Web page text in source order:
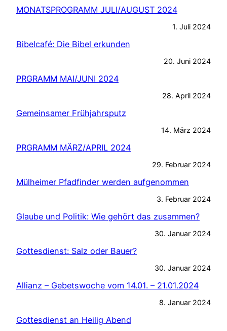
MONATSPROGRAMM JULI/AUGUST 2024
1. Juli 2024
Bibelcafé: Die Bibel erkunden
20. Juni 2024
PRGRAMM MAI/JUNI 2024
28. April 2024
Gemeinsamer Frühjahrsputz
14. März 2024
PRGRAMM MÄRZ/APRIL 2024
29. Februar 2024
Mülheimer Pfadfinder werden aufgenommen
3. Februar 2024
Glaube und Politik: Wie gehört das zusammen?
30. Januar 2024
Gottesdienst: Salz oder Bauer?
30. Januar 2024
Allianz – Gebetswoche vom 14.01. – 21.01.2024
8. Januar 2024
Gottesdienst an Heilig Abend